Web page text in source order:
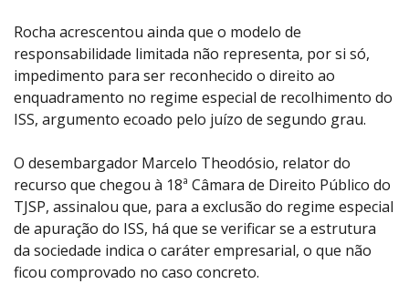
Rocha acrescentou ainda que o modelo de
responsabilidade limitada não representa, por si só,
impedimento para ser reconhecido o direito ao
enquadramento no regime especial de recolhimento do
ISS, argumento ecoado pelo juízo de segundo grau.
O desembargador Marcelo Theodósio, relator do
recurso que chegou à 18ª Câmara de Direito Público do
TJSP, assinalou que, para a exclusão do regime especial
de apuração do ISS, há que se verificar se a estrutura
da sociedade indica o caráter empresarial, o que não
ficou comprovado no caso concreto.